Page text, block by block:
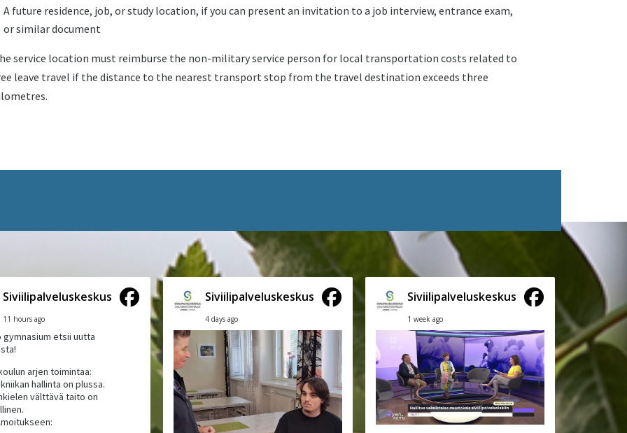
A future residence, job, or study location, if you can present an invitation to a job interview, entrance exam,
or similar document
service location must reimburse the non-military service person for local transportation costs related to
leave travel if the distance to the nearest transport stop from the travel destination exceeds three
Siviilipalveluskeskus
11 hours ago
gymnasium etsii uutta
arjen toimintaa:
hallinta on plussa.
välttävä taito on
Siviilipalveluskeskus
4 days ago
Siviilipalveluskeskus
1 week ago